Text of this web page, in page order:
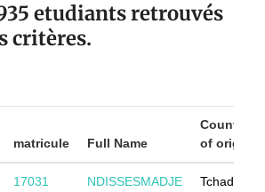
etudiants retrouvés
critères.
matricule Full Name
Country
of origin
17031
NDISSESMADJE
Tchad